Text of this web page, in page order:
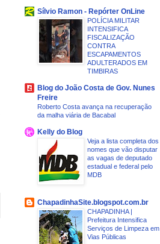
Sílvio Ramon - Repórter OnLine
POLÍCIA MILITAR
INTENSIFICA
FISCALIZAÇÃO
CONTRA
ESCAPAMENTOS
ADULTERADOS EM
TIMBIRAS
Blog do João Costa de Gov. Nunes
Freire
Roberto Costa avança na recuperação
da malha viária de Bacabal
Kelly do Blog
Veja a lista completa dos
nomes que vão disputar
as vagas de deputado
estadual e federal pelo
MDB
ChapadinhaSite.blogspot.com.br
CHAPADINHA |
Prefeitura Intensifica
Serviços de Limpeza em
Vias Públicas